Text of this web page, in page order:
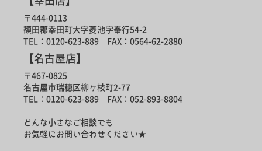
〒444-0113
額田郡幸田町大字菱池字奉行54-2
TEL：0120-623-889 FAX：0564-62-2880
【名古屋店】
〒467-0825
名古屋市瑞穂区柳ヶ枝町2-77
TEL：0120-623-889 FAX：052-893-8804
どんな小さなご相談でも
お気軽にお問い合わせください★